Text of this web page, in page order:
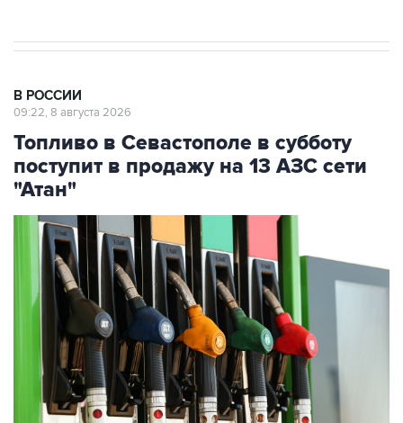
Топливо в Севастополе в субботу
поступит в продажу на 13 АЗС сети
"Атан"
Фото: Максим Чурусов/ТАСС